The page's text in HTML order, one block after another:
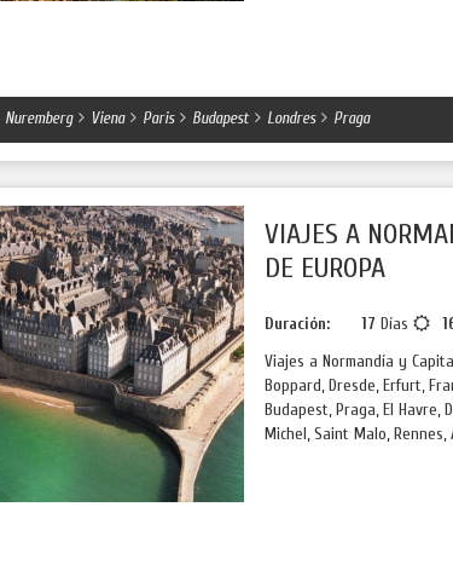
Nuremberg Viena Paris Budapest Londres Praga
VIAJES A
DE EUROPA
Duración: 17 Días
Viajes a Normandía y
Boppard, Dresde, Erfurt,
Budapest, Praga, El Havre,
Michel, Saint Malo, Rennes,